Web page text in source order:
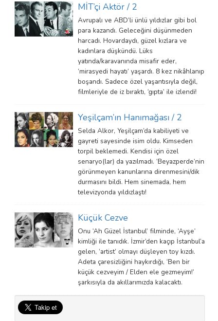
MİT’çi Aktör / 2
Avrupalı ve ABD’li ünlü yıldızlar gibi bol
para kazandı. Geleceğini düşünmeden
harcadı. Hovardaydı, güzel kızlara ve
kadınlara düşkündü. Lüks
yatında/karavanında misafir eder,
‘mirasyedi hayatı’ yaşardı. 8 kez nikâhlanıp
boşandı. Sadece özel yaşantısıyla değil,
filmleriyle de iz bıraktı, ‘gıpta’ ile izlendi!
Yeşilçam’ın Hanımağası / 2
Selda Alkor, Yeşilçam’da kabiliyeti ve
gayreti sayesinde isim oldu. Kimseden
torpil beklemedi. Kendisi için özel
senaryo(lar) da yazılmadı. ‘Beyazperde’nin
görünmeyen kanunlarına direnmesini/dik
durmasını bildi. Hem sinemada, hem
televizyonda yıldızlaştı!
Küçük Cezve
Onu ‘Ah Güzel İstanbul’ filminde, ‘Ayşe’
kimliği ile tanıdık. İzmir’den kaçıp İstanbul’a
gelen, ‘artist’ olmayı düşleyen toy kızdı.
Adeta çaresizliğini haykırdığı, ‘Ben bir
küçük cezveyim / Elden ele gezmeyim!’
şarkısıyla da akıllarımızda kalacaktı.